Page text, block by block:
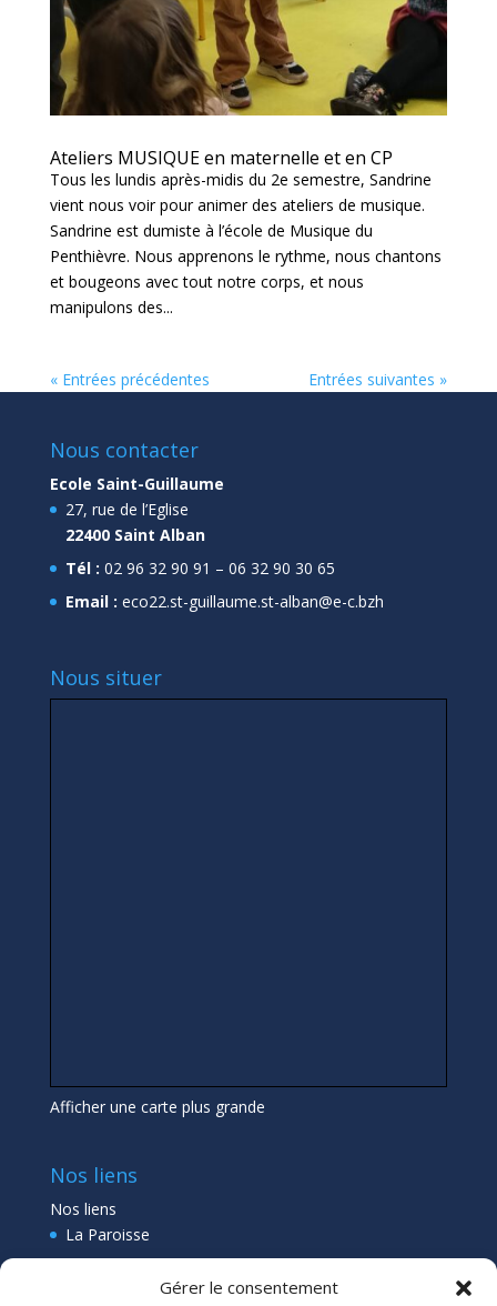
Gérer le consentement
Ateliers MUSIQUE en maternelle et en CP
Tous les lundis après-midis du 2e semestre, Sandrine
vient nous voir pour animer des ateliers de musique.
Sandrine est dumiste à l’école de Musique du
Penthièvre. Nous apprenons le rythme, nous chantons
et bougeons avec tout notre corps, et nous
manipulons des...
« Entrées précédentes Entrées suivantes »
Nous contacter
Ecole Saint-Guillaume
27, rue de l’Eglise
22400 Saint Alban
Tél : 02 96 32 90 91 – 06 32 90 30 65
Email : eco22.st-guillaume.st-alban@e-c.bzh
Nous situer
Afficher une carte plus grande
Nos liens
Nos liens
La Paroisse
Ecole Pléneuf Val André–Erquy – Planguenoual